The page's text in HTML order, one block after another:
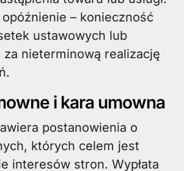
– konieczność
ustawowych lub
za nieterminową realizację
i kara umowna
postanowienia o
których celem jest
interesów stron. Wypłata